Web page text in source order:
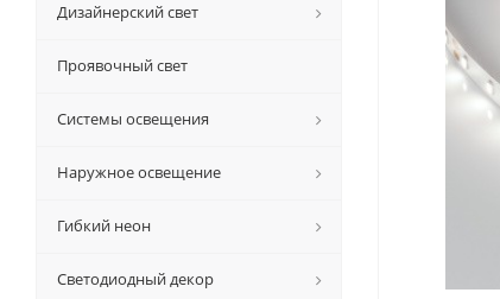
Дизайнерский свет
Проявочный свет
Системы освещения
Наружное освещение
Гибкий неон
Светодиодный декор